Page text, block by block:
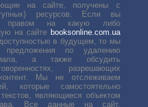
на сайте, получены с
ресурсов. Если вы
правом на какую либо
на сайте booksonline.com.ua
в будущем, то мы
предложения по удалению
а также обсудить
разрешающих
Мы не отслеживаем
которые самостоятельно
являющиеся объектом
Все данные на сайт,